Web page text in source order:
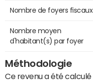
Nombre de foyers fiscaux
Nombre moyen
d'habitant(s) par foyer
Méthodologie
Ce revenu a été